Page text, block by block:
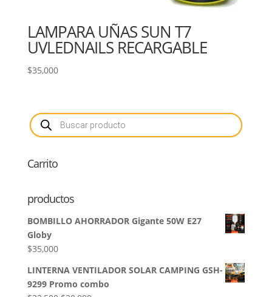
LAMPARA UÑAS SUN T7
UVLEDNAILS RECARGABLE
$35,000
Búsqueda
de
productos
Carrito
productos
BOMBILLO AHORRADOR Gigante 50W E27
Globy
$35,000
LINTERNA VENTILADOR SOLAR CAMPING GSH-
9299 Promo combo